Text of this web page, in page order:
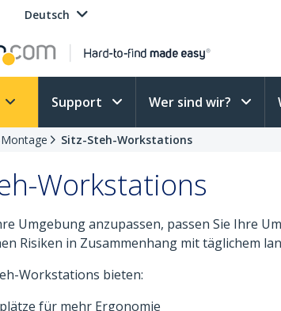
Deutsch
Support Wer sind wir?
Sitz-Steh-Workstations
Workstations
Umgebung anzupassen, passen Sie Ihre
Risiken in Zusammenhang mit täglichem
Workstations bieten:
für mehr Ergonomie